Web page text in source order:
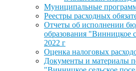
Муниципальные
Реестры расходных
Отчеты об исполнении
образования "Винницкое
2022 г
Оценка налоговых
Документы и материалы